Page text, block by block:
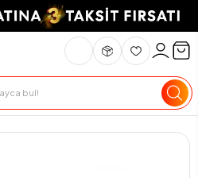
Teslimat Ve İade Ödeme